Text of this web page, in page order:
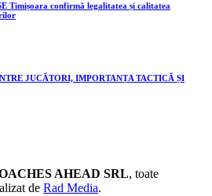
Timișoara confirmă legalitatea și calitatea
JUCĂTORI, IMPORTANȚA TACTICĂ ȘI
AHEAD SRL, toate
de Rad Media.